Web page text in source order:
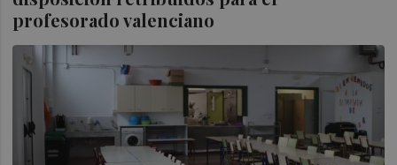
profesorado valenciano